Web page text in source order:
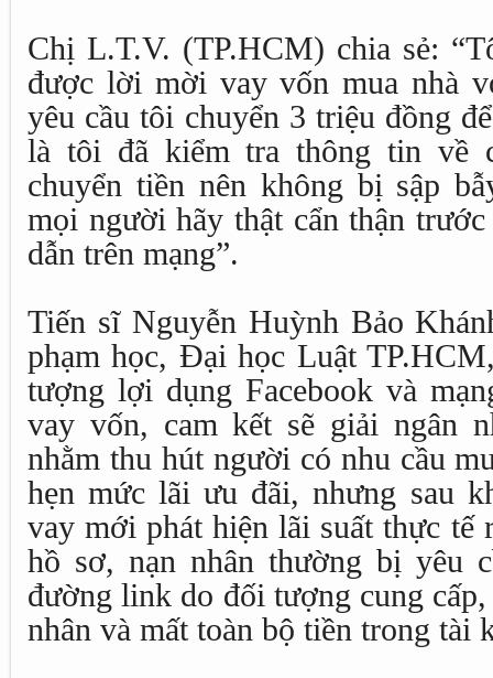
Chị L.T.V. (TP.HCM) chia sẻ:
được lời mời vay vốn mua nhà
yêu cầu tôi chuyển 3 triệu đồng
là tôi đã kiểm tra thông tin về
chuyển tiền nên không bị sập
mọi người hãy thật cẩn thận
dẫn trên mạng”.
Tiến sĩ Nguyễn Huỳnh Bảo
phạm học, Đại học Luật
tượng lợi dụng Facebook và
vay vốn, cam kết sẽ giải ngân
nhằm thu hút người có nhu cầu
hẹn mức lãi ưu đãi, nhưng sau
vay mới phát hiện lãi suất thực tế
hồ sơ, nạn nhân thường bị yêu
đường link do đối tượng cung
nhân và mất toàn bộ tiền trong tài